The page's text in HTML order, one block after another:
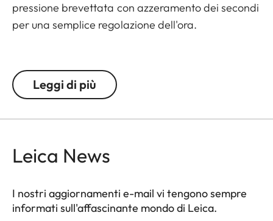
pressione brevettata con azzeramento dei secondi
per una semplice regolazione dell'ora.
riferimenti al design delle macchine fotografiche:
corona a pressione (scatto), indicatore della
forma della cassa con fondello invisibile.
La maggior parte delle parti del movimento -
cassa, quadrante e lancette - sono realizzate nello
Leggi di più
Leica News
I nostri aggiornamenti e-mail vi tengono sempre
informati sull'affascinante mondo di Leica.